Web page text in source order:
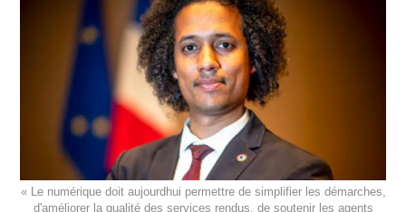
« Le numérique doit aujourdhui permettre de simplifier les démarches,
d'améliorer la qualité des services rendus, de soutenir les agents